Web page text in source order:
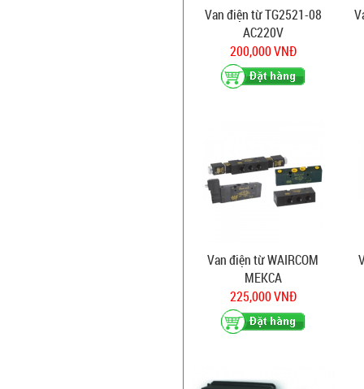
Van điện từ TG2521-08
AC220V
200,000 VNĐ
Van điện từ WAIRCOM
MEKCA
225,000 VNĐ